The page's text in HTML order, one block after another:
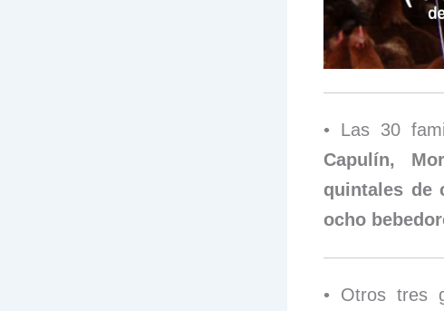
• Las 30
Capulín,
quintales de
ocho
• Otros tres